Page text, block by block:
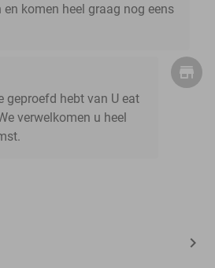
en komen heel graag nog eens
geproefd hebt van U eat
verwelkomen u heel